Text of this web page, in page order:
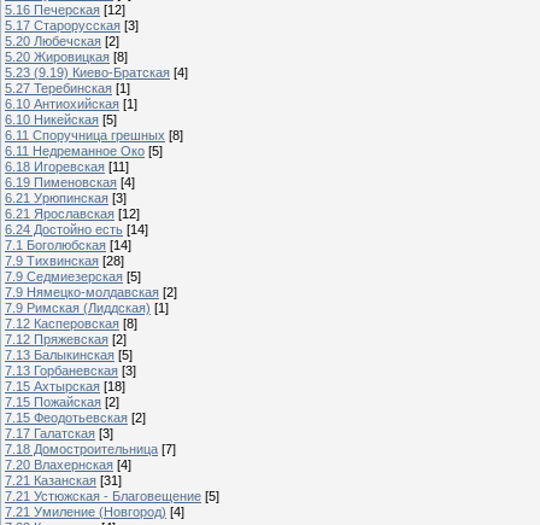
5.16 Печерская [12]
5.17 Старорусская [3]
5.20 Любечская [2]
5.20 Жировицкая [8]
5.23 (9.19) Киево-Братская [4]
5.27 Теребинская [1]
6.10 Антиохийская [1]
6.10 Никейская [5]
6.11 Споручница грешных [8]
6.11 Недреманное Око [5]
6.18 Игоревская [11]
6.19 Пименовская [4]
6.21 Урюпинская [3]
6.21 Ярославская [12]
6.24 Достойно есть [14]
7.1 Боголюбская [14]
7.9 Тихвинская [28]
7.9 Седмиезерская [5]
7.9 Нямецко-молдавская [2]
7.9 Римская (Лиддская) [1]
7.12 Касперовская [8]
7.12 Пряжевская [2]
7.13 Балыкинская [5]
7.13 Горбаневская [3]
7.15 Ахтырская [18]
7.15 Пожайская [2]
7.15 Феодотьевская [2]
7.17 Галатская [3]
7.18 Домостроительница [7]
7.20 Влахернская [4]
7.21 Казанская [31]
7.21 Устюжская - Благовещение [5]
7.21 Умиление (Новгород) [4]